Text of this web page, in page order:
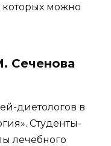
которых можно
Сеченова
диетологов в
Студенты-
лечебного